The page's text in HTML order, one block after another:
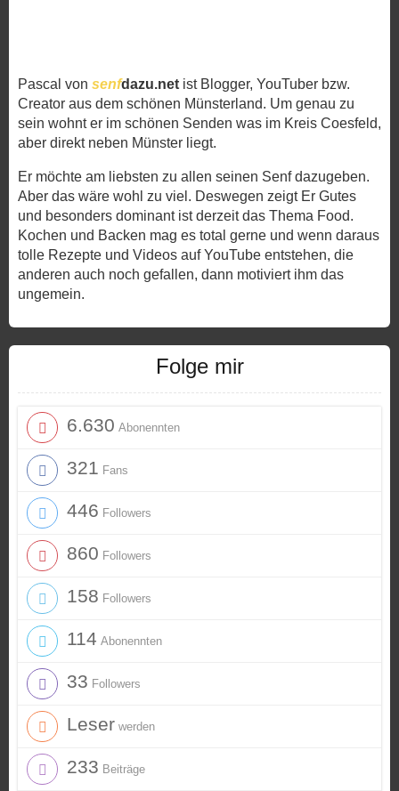
Pascal von senfdazu.net ist Blogger, YouTuber bzw.
Creator aus dem schönen Münsterland. Um genau zu
sein wohnt er im schönen Senden was im Kreis Coesfeld,
aber direkt neben Münster liegt.
Er möchte am liebsten zu allen seinen Senf dazugeben.
Aber das wäre wohl zu viel. Deswegen zeigt Er Gutes
und besonders dominant ist derzeit das Thema Food.
Kochen und Backen mag es total gerne und wenn daraus
tolle Rezepte und Videos auf YouTube entstehen, die
anderen auch noch gefallen, dann motiviert ihm das
ungemein.
Folge mir
6.630 Abonennten
321 Fans
446 Followers
860 Followers
158 Followers
114 Abonennten
33 Followers
Leser werden
233 Beiträge